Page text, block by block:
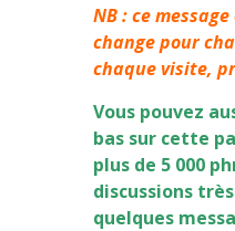
NB : ce
change pour
chaque visite,
Vous pouvez
bas sur cette
plus de 5 000
discussions
quelques